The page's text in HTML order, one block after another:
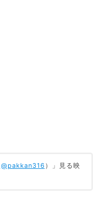
@pakkan316 ）」見る映